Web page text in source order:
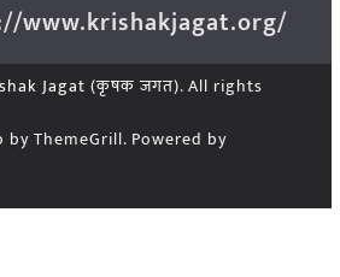
www.krishakjagat.org/
Jagat (कृषक जगत). All rights
by ThemeGrill. Powered by